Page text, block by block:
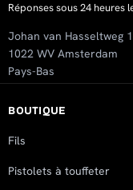
Primary Tufting
Kaja Wølner
Rating: 5/5
No Review
Thu Dec 05 2024
Primary Tufting Cloth
Rating: 5/5
The products are
BOUTIQUE
Fils
Pistolets à touffeter
Réponses sous 24 heures
Johan van Hasseltweg
1022 WV Amsterdam
Pays-Bas